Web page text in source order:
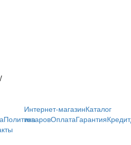
Политика
Интернет-магазинКаталог
товаровОплатаГарантияКредит